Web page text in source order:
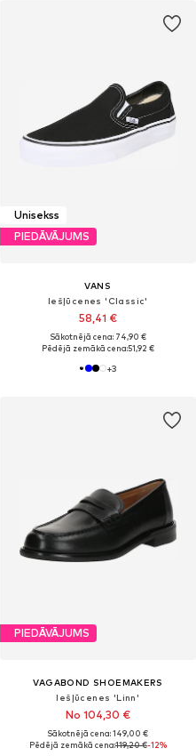
Unisekss
PIEDĀVĀJUMS
VANS
Iešļūcenes 'Classic'
58,41 €
Sākotnējā cena: 74,90 €
Pēdējā zemākā cena:51,92 €
+3
PIEDĀVĀJUMS
VAGABOND SHOEMAKERS
Iešļūcenes 'Linn'
No 104,30 €
Sākotnējā cena: 149,00 €
Pēdējā zemākā cena:119,20 €-12%